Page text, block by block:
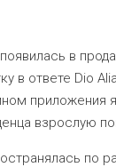
в
в ответе Dio
приложения
взрослую
по